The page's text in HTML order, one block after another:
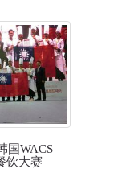
国WACS
饮大赛